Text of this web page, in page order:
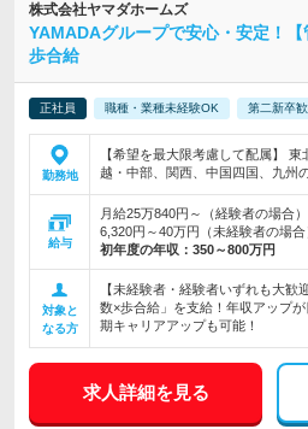
株式会社ヤマダホームズ
YAMADAグループで安心・安定！
歩合給
正社員 職種・業種未経験OK 第二新卒
勤務地
【希望を最大限考慮して配属】
越・中部、関西、中国四国、九州
給与
月給25万840円～（経験者の場合
6,320円～40万円（未経験者の場
初年度の年収： 350～800万円
対象と
なる方
【未経験者・経験者いずれも大歓
数×歩合給」を支給！年収アップ
期キャリアアップも可能！
求人詳細を見る